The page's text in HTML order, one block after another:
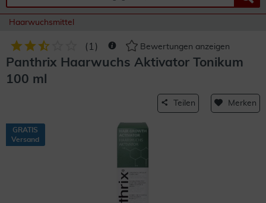
Haarwuchsmittel
( 1 ) Bewertungen anzeigen
Panthrix Haarwuchs Aktivator Tonikum
100 ml
Teilen Merken
GRATIS
Versand